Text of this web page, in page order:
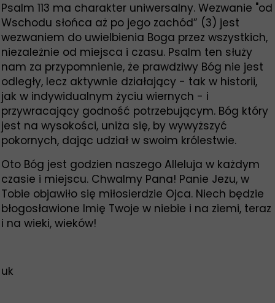
Psalm 113 ma charakter uniwersalny. Wezwanie "od
Wschodu słońca aż po jego zachód” (3) jest
wezwaniem do uwielbienia Boga przez wszystkich,
niezależnie od miejsca i czasu. Psalm ten służy
nam za przypomnienie, że prawdziwy Bóg nie jest
odległy, lecz aktywnie działający - tak w historii,
jak w indywidualnym życiu wiernych - i
przywracający godność potrzebującym. Bóg który
jest na wysokości, uniża się, by wywyższyć
pokornych, dając udział w swoim królestwie.
Oto Bóg jest godzien naszego Alleluja w każdym
czasie i miejscu. Chwalmy Pana! Panie Jezu, w
Tobie objawiło się miłosierdzie Ojca. Niech będzie
błogosławione Imię Twoje w niebie i na ziemi, teraz
i na wieki, wieków!
uk